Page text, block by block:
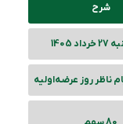
شرح
1405
ناظر روز عرضه‌اولیه